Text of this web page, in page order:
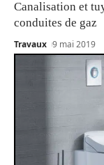
Canalisation et
conduites de gaz
Travaux 9 mai 2019